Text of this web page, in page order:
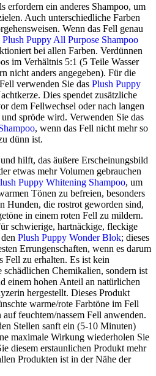
erfordern ein anderes Shampoo, um
Auch unterschiedliche Farben
Wenn das Fell genau
Plush Puppy All Purpose Shampoo
bei allen Farben. Verdünnen
im Verhältnis 5:1 (5 Teile Wasser
nicht anders angegeben). Für die
verwenden Sie das Plush Puppy
Dies spendet zusätzliche
dem Fellwechsel oder nach langen
spröde wird. Verwenden Sie das
, wenn das Fell nicht mehr so
dünn ist.
hilft, das äußere Erscheinungsbild
etwas mehr Volumen gebrauchen
Puppy Whitening Shampoo, um
Tönen zu befreien, besonders
Hunden, die rostrot geworden sind,
in einem roten Fell zu mildern.
schwierige, hartnäckige, fleckige
Plush Puppy Wonder Blok; dieses
Errungenschaften, wenn es darum
Fell zu erhalten. Es ist kein
Chemikalien, sondern ist
einem hohen Anteil an natürlichen
hergestellt. Dieses Produkt
warme/rote Farbtöne im Fell
feuchtem/nassem Fell anwenden.
Stellen sanft ein (5-10 Minuten)
maximale Wirkung wiederholen Sie
diesem erstaunlichen Produkt mehr
Produkten ist in der Nähe der